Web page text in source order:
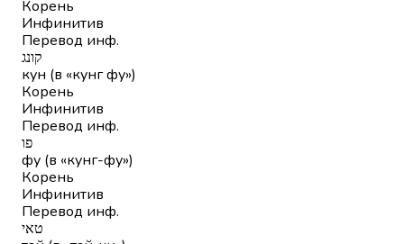
Корень
Инфинитив
Перевод инф.
קונג
кун (в «кунг фу»)
Корень
Инфинитив
Перевод инф.
פו
фу (в «кунг-фу»)
Корень
Инфинитив
Перевод инф.
טאי